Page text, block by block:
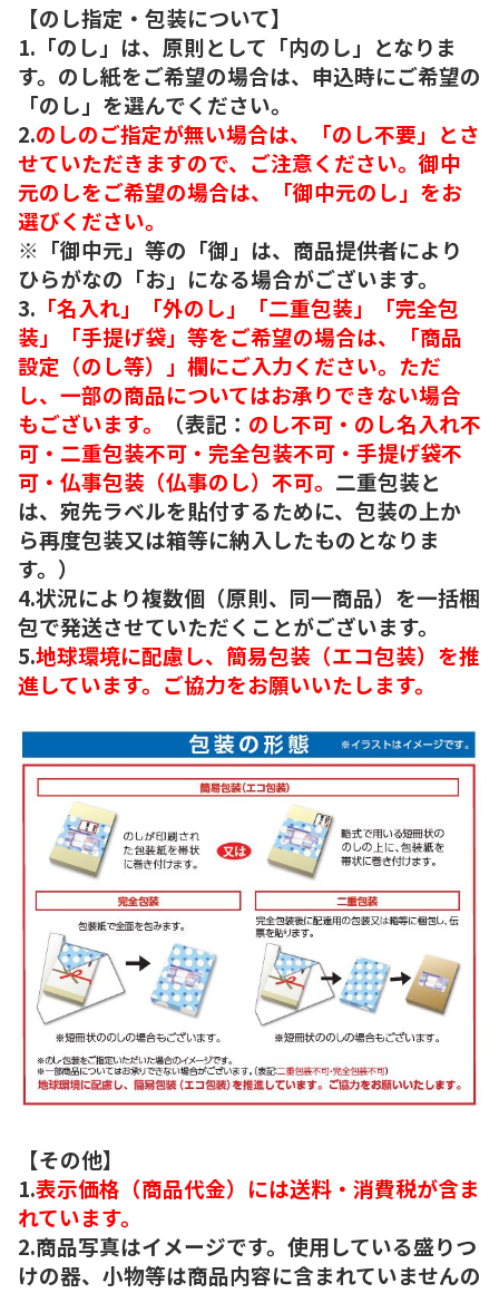
【のし指定・包装について】
1.「のし」は、原則として「内のし」となりま
す。のし紙をご希望の場合は、申込時にご希望の
「のし」を選んでください。
2.のしのご指定が無い場合は、「のし不要」とさ
せていただきますので、ご注意ください。御中
元のしをご希望の場合は、「御中元のし」をお
選びください。
※「御中元」等の「御」は、商品提供者により
ひらがなの「お」になる場合がございます。
3. 「名入れ」「外のし」「二重包装」「完全包
装」「手提げ袋」等をご希望の場合は、「商品
設定（のし等）」欄にご入力ください。ただ
し、一部の商品についてはお承りできない場合
もございます。
（表記： のし不可・のし名入れ不
可・二重包装不可・完全包装不可・手提げ袋不
可・仏事包装（仏事のし）不可。 二重包装と
は、宛先ラベルを貼付するために、包装の上か
ら再度包装又は箱等に納入したものとなりま
す。）
4.状況により複数個（原則、同一商品）を一括梱
包で発送させていただくことがございます。
5.地球環境に配慮し、簡易包装（エコ包装）を推
進しています。ご協力をお願いいたします。
【その他】
1.表示価格（商品代金）には送料・消費税が含ま
れています。
2.商品写真はイメージです。使用している盛りつ
けの器、小物等は商品内容に含まれていませんの